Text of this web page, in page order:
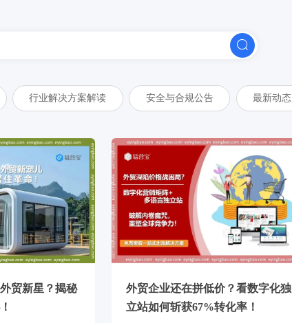

行业解决方案解读 安全与合规公告 最新动态
贸新星？揭秘
外贸企业还在拼低价？看数字化独
立站如何斩获67%转化率！